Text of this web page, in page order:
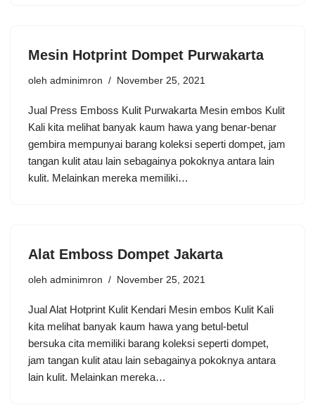
Mesin Hotprint Dompet Purwakarta
oleh adminimron November 25, 2021
Jual Press Emboss Kulit Purwakarta Mesin embos Kulit
Kali kita melihat banyak kaum hawa yang benar-benar
gembira mempunyai barang koleksi seperti dompet, jam
tangan kulit atau lain sebagainya pokoknya antara lain
kulit. Melainkan mereka memiliki…
Alat Emboss Dompet Jakarta
oleh adminimron November 25, 2021
Jual Alat Hotprint Kulit Kendari Mesin embos Kulit Kali
kita melihat banyak kaum hawa yang betul-betul
bersuka cita memiliki barang koleksi seperti dompet,
jam tangan kulit atau lain sebagainya pokoknya antara
lain kulit. Melainkan mereka…